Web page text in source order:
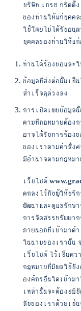
บริษัท เกรซ กรีตติ้
ของท่านให้แก่บุคค
ใช้โดยไม่ได้รับอนุ
บุคคลของท่านให้แ
ท่านได้ร้องขอและ
ข้อมูลที่ส่งต่อนั้นเป็
สำเร็จลุล่วงลง
การเปิดเผยข้อมูล
ตามที่กฎหมายต้อง
อาจได้รับการร้อง
ของเราตามคำสั่ง
มีอำนาจตามกฎหมา
เว็บไซต์
ตกลงไว้กับผู้ให้บริ
พัฒนาและดูแลรักษ
การจัดสรรทรัพยา
ภายนอกที่เข้ามาด
ในนามของเรานั้น
เว็บไซต์ ไว้เป็นคว
กฎหมายที่มีผลใช้บั
องค์กรอื่นใดเข้าม
เหล่านั้นจะต้องปฏิ
ลับของเราด้วยเช่น